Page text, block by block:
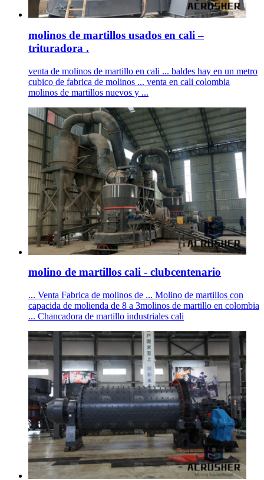
molinos de martillos usados en cali –
trituradora .
venta de molinos de martillo en cali ... baldes hay en un metro
cubico de fabrica de molinos ... venta en cali colombia
molinos de martillos nuevos y ...
molino de martillos cali - clubcentenario
... Venta Fabrica de molinos de ... Molino de martillos con
capacida de molienda de 8 a 3molinos de martillo en colombia
... Chancadora de martillo industriales cali